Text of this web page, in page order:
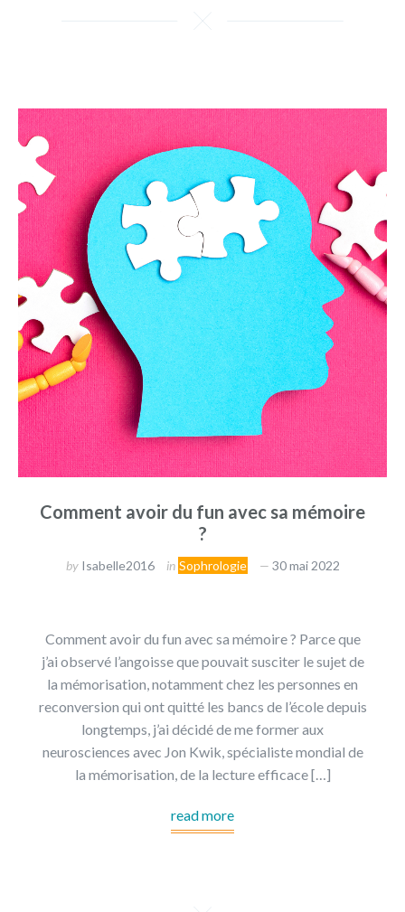
Comment avoir du fun avec sa mémoire
?
by Isabelle2016 in Sophrologie 30 mai 2022
Comment avoir du fun avec sa mémoire ? Parce que
j’ai observé l’angoisse que pouvait susciter le sujet de
la mémorisation, notamment chez les personnes en
reconversion qui ont quitté les bancs de l’école depuis
longtemps, j’ai décidé de me former aux
neurosciences avec Jon Kwik, spécialiste mondial de
la mémorisation, de la lecture efficace […]
read more